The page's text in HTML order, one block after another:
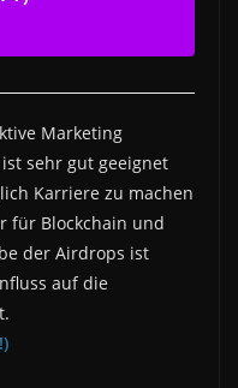
Marketing
sehr gut geeignet
Karriere zu machen
für Blockchain und
der Airdrops ist
auf die